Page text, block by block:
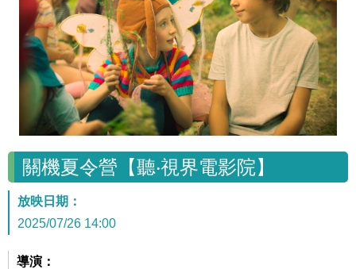
關機夏令營【聽‧視界電影院】
放映日期：
2025/07/26 14:00
導演：